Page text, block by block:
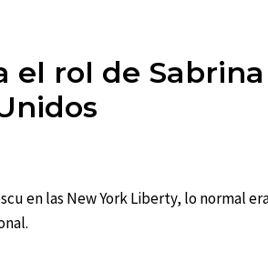
el rol de Sabrina
en las New York Liberty, lo normal